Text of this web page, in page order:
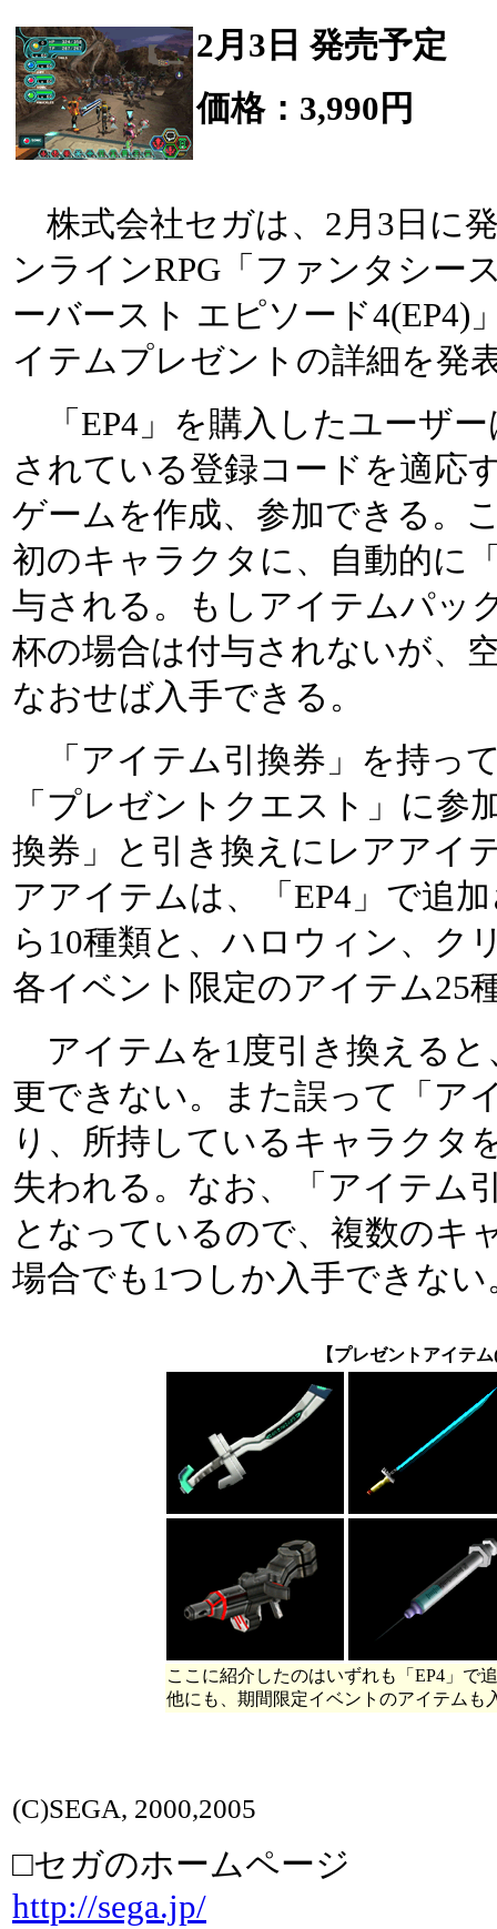
2月3日 発売予定
価格：3,990円
株式会社セガは、2月3日に
ンラインRPG「ファンタシー
ーバースト エピソード4(EP4)
イテムプレゼントの詳細を発
「EP4」を購入したユーザ
されている登録コードを適応
ゲームを作成、参加できる。
初のキャラクタに、自動的に
与される。もしアイテムパッ
杯の場合は付与されないが、
なおせば入手できる。
「アイテム引換券」を持っ
「プレゼントクエスト」に参
換券」と引き換えにレアアイ
アアイテムは、「EP4」で追
ら10種類と、ハロウィン、ク
各イベント限定のアイテム25
アイテムを1度引き換えると
更できない。また誤って「ア
り、所持しているキャラクタ
失われる。なお、「アイテム
となっているので、複数のキ
場合でも1つしか入手できない
【プレゼントアイテ
ここに紹介したのはいずれも「EP4」で
他にも、期間限定イベントのアイテムも
(C)SEGA, 2000,2005
□セガのホームページ
http://sega.jp/